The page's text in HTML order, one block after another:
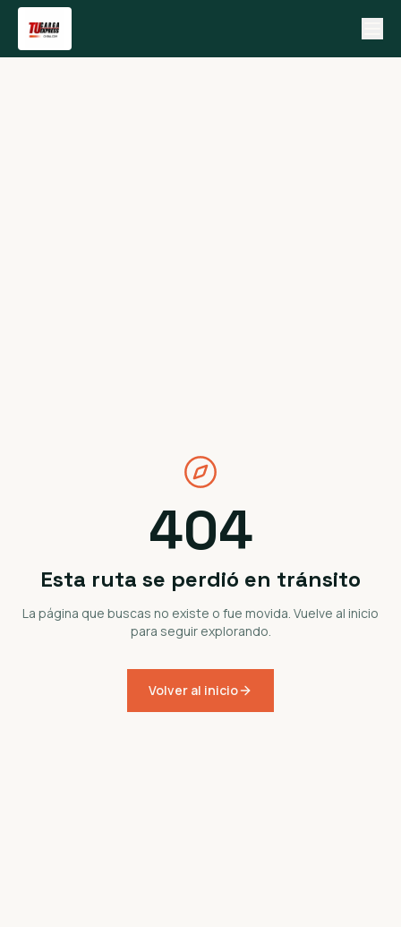
404
Esta ruta se perdió en tránsito
La página que buscas no existe o fue movida. Vuelve al inicio
para seguir explorando.
Volver al inicio